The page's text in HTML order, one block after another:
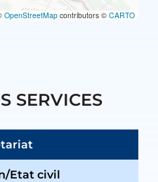
OpenStreetMap contributors © CARTO
SERVICES
Etat civil